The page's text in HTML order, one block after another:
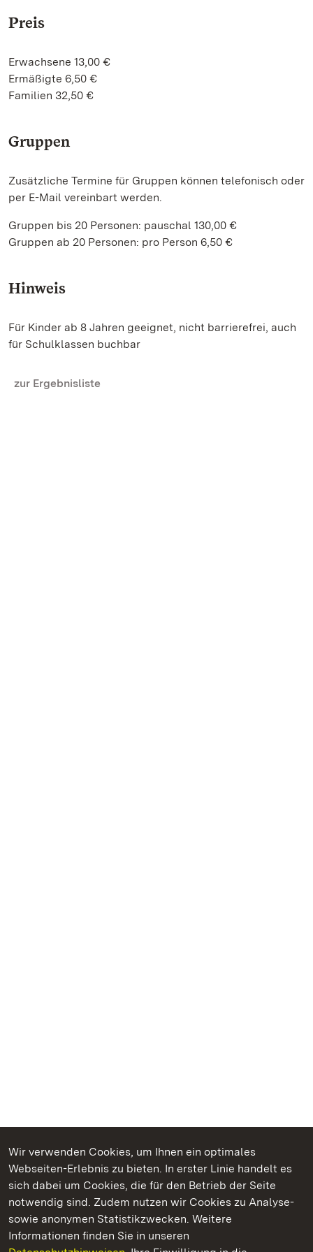
Wir verwenden Cookies, um Ihnen ein optimales
Webseiten-Erlebnis zu bieten. In erster Linie handelt es
sich dabei um Cookies, die für den Betrieb der Seite
notwendig sind. Zudem nutzen wir Cookies zu Analyse-
sowie anonymen Statistikzwecken. Weitere
Informationen finden Sie in unseren
Preis
Erwachsene 13,00 €
Ermäßigte 6,50 €
Familien 32,50 €
Gruppen
Zusätzliche Termine für Gruppen können telefonisch oder
per E-Mail vereinbart werden.
Gruppen bis 20 Personen: pauschal 130,00 €
Gruppen ab 20 Personen: pro Person 6,50 €
Hinweis
Für Kinder ab 8 Jahren geeignet, nicht barrierefrei, auch
für Schulklassen buchbar
zur Ergebnisliste
Kommen. Staunen. Genießen.